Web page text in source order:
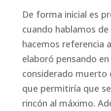
De forma inicial es
cuando hablamos
hacemos referencia
elaboró pensando
considerado muerto
que permitiría que
rincón al máximo.